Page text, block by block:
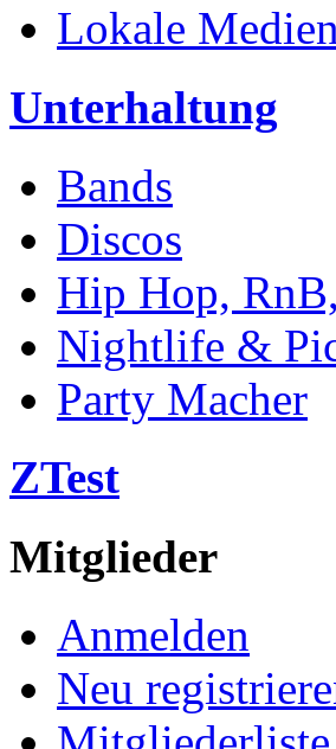
Lokale
Unterhaltung
Bands
Discos
Hip Hop,
Nightlife &
Party Macher
ZTest
Mitglieder
Anmelden
Neu